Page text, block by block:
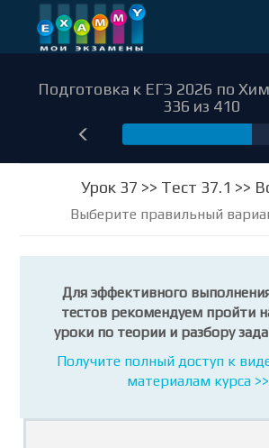
Подготовка к ЕГЭ 2026 по
336 из 410
Урок 37 >> Тест 37.1 >>
Выберите правильный
Для эффективного
тестов рекомендуем пройти
уроки по теории и разбору
Получите полный доступ к
материалам курса